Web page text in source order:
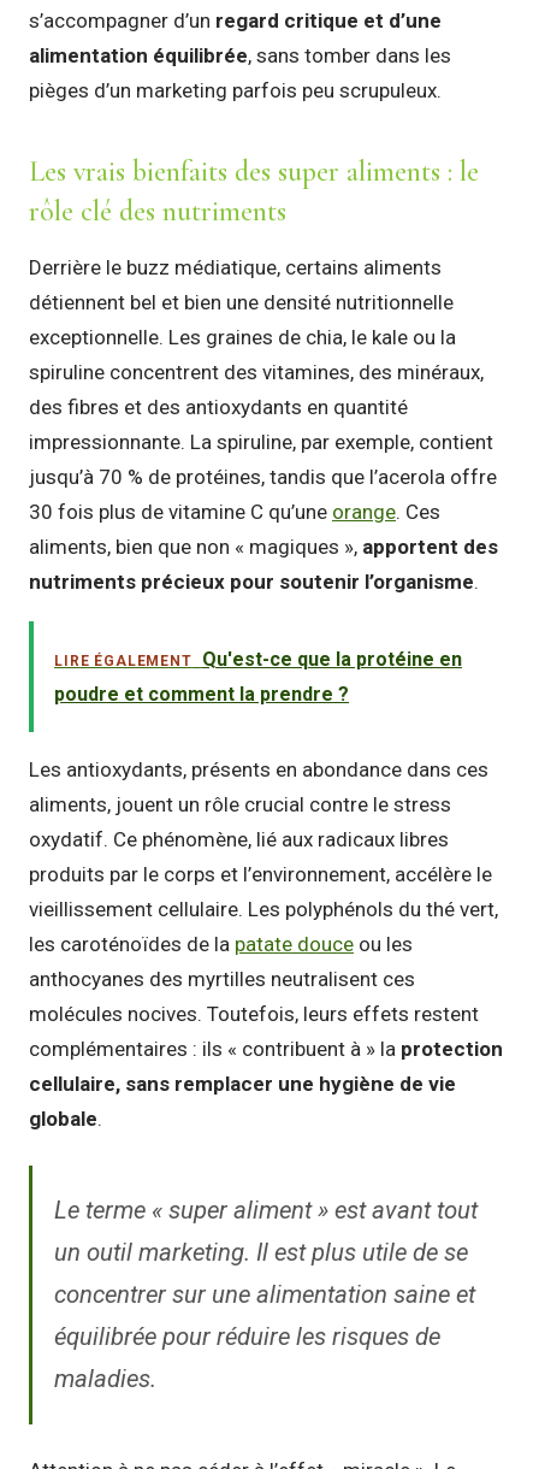
s’accompagner d’un regard critique et d’une
alimentation équilibrée, sans tomber dans les
pièges d’un marketing parfois peu scrupuleux.
Les vrais bienfaits des super aliments : le
rôle clé des nutriments
Derrière le buzz médiatique, certains aliments
détiennent bel et bien une densité nutritionnelle
exceptionnelle. Les graines de chia, le kale ou la
spiruline concentrent des vitamines, des minéraux,
des fibres et des antioxydants en quantité
impressionnante. La spiruline, par exemple, contient
jusqu’à 70 % de protéines, tandis que l’acerola offre
30 fois plus de vitamine C qu’une orange. Ces
aliments, bien que non « magiques », apportent des
nutriments précieux pour soutenir l’organisme.
LIRE ÉGALEMENT
Qu'est-ce que la protéine en
poudre et comment la prendre ?
Les antioxydants, présents en abondance dans ces
aliments, jouent un rôle crucial contre le stress
oxydatif. Ce phénomène, lié aux radicaux libres
produits par le corps et l’environnement, accélère le
vieillissement cellulaire. Les polyphénols du thé vert,
les caroténoïdes de la patate douce ou les
anthocyanes des myrtilles neutralisent ces
molécules nocives. Toutefois, leurs effets restent
complémentaires : ils « contribuent à » la protection
cellulaire, sans remplacer une hygiène de vie
globale.
Le terme « super aliment » est avant tout
un outil marketing. Il est plus utile de se
concentrer sur une alimentation saine et
équilibrée pour réduire les risques de
maladies.